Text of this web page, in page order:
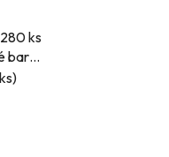
ks
barvy